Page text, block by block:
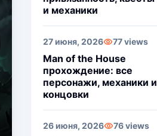
и механики
27 июня, 2026 77 views
Man of the House
прохождение: все
персонажи, механики и
концовки
26 июня, 2026 76 views